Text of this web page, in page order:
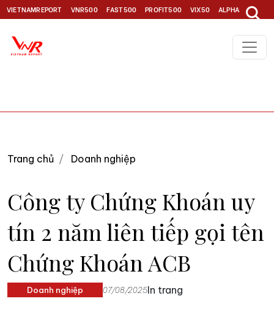
VIETNAMREPORT VNR500 FAST500 PROFIT500 VIX50 ALPHA30
Trang chủ Doanh nghiệp
Công ty Chứng Khoán uy
tín 2 năm liên tiếp gọi tên
Chứng Khoán ACB
Doanh nghiệp 07/08/2025In trang